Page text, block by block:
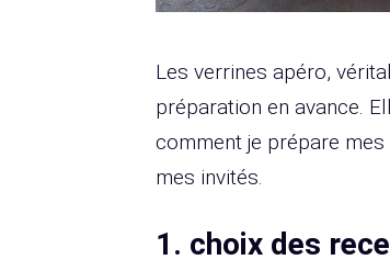
Les verrines apéro,
préparation en avance.
comment je prépare
mes invités.
1. choix des